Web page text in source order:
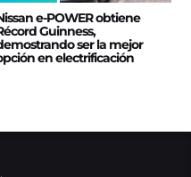
e‑POWER obtiene
Guinness,
ser la mejor
en electrificación